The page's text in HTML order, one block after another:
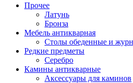
Прочее
Латунь
Бронза
Мебель антикварная
Столы обеденные и
Редкие предметы
Серебро
Камины антикварные
Аксессуары для каминов